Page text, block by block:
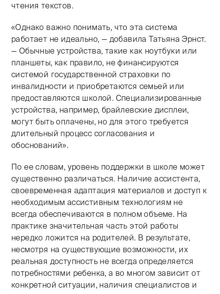
чтения текстов.
«Однако важно понимать, что эта система
работает не идеально, — добавила Татьяна Эрнст.
— Обычные устройства, такие как ноутбуки или
планшеты, как правило, не финансируются
системой государственной страховки по
инвалидности и приобретаются семьей или
предоставляются школой. Специализированные
устройства, например, брайлевские дисплеи,
могут быть оплачены, но для этого требуется
длительный процесс согласования и
обоснований».
По ее словам, уровень поддержки в школе может
существенно различаться. Наличие ассистента,
своевременная адаптация материалов и доступ к
необходимым ассистивным технологиям не
всегда обеспечиваются в полном объеме. На
практике значительная часть этой работы
нередко ложится на родителей. В результате,
несмотря на существующие возможности, их
реальная доступность не всегда определяется
потребностями ребенка, а во многом зависит от
конкретной ситуации, наличия специалистов и